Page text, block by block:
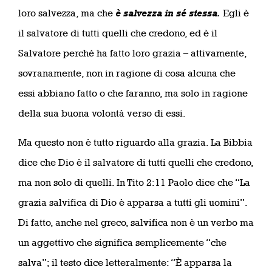
loro salvezza, ma che è salvezza in sé stessa. Egli è
il salvatore di tutti quelli che credono, ed è il
Salvatore perché ha fatto loro grazia – attivamente,
sovranamente, non in ragione di cosa alcuna che
essi abbiano fatto o che faranno, ma solo in ragione
della sua buona volontà verso di essi.
Ma questo non è tutto riguardo alla grazia. La Bibbia
dice che Dio è il salvatore di tutti quelli che credono,
ma non solo di quelli. In Tito 2:11 Paolo dice che “La
grazia salvifica di Dio è apparsa a tutti gli uomini”.
Di fatto, anche nel greco, salvifica non è un verbo ma
un aggettivo che significa semplicemente “che
salva”; il testo dice letteralmente: “È apparsa la